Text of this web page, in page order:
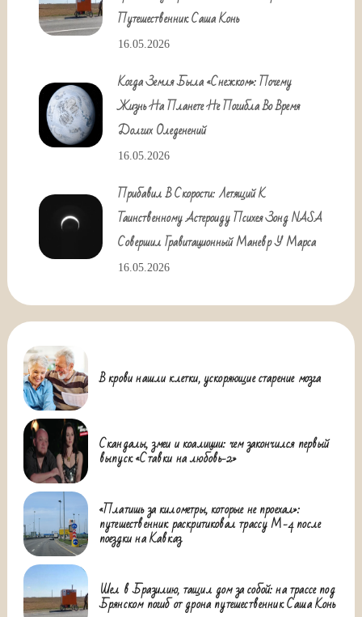
Путешественник Саша Конь
16.05.2026
Когда Земля Была «снежком»: Почему
Жизнь На Планете Не Погибла Во Время
Долгих Оледенений
16.05.2026
Прибавил В Скорости: Летящий К
Таинственному Астероиду Психея Зонд NASA
Совершил Гравитационный Маневр У Марса
16.05.2026
В крови нашли клетки, ускоряющие старение мозга
Скандалы, змеи и коалиции: чем закончился первый
выпуск «Ставки на любовь-2»
«Платишь за километры, которые не проехал»:
путешественник раскритиковал трассу М-4 после
поездки на Кавказ
Шел в Бразилию, тащил дом за собой: на трассе под
Брянском погиб от дрона путешественник Саша Конь